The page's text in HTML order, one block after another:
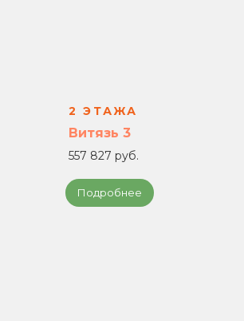
2 ЭТАЖА
Витязь 3
557 827 руб.
Подробнее